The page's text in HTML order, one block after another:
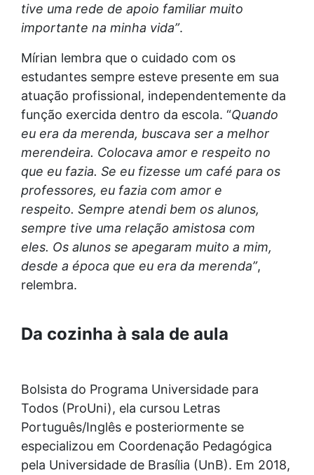
tive uma rede de apoio familiar muito
importante na minha vida”.
Mírian lembra que o cuidado com os
estudantes sempre esteve presente em sua
atuação profissional, independentemente da
função exercida dentro da escola. “Quando
eu era da merenda, buscava ser a melhor
merendeira. Colocava amor e respeito no
que eu fazia. Se eu fizesse um café para os
professores, eu fazia com amor e
respeito. Sempre atendi bem os alunos,
sempre tive uma relação amistosa com
eles. Os alunos se apegaram muito a mim,
desde a época que eu era da merenda”,
relembra.
Da cozinha à sala de aula
Bolsista do Programa Universidade para
Todos (ProUni), ela cursou Letras
Português/Inglês e posteriormente se
especializou em Coordenação Pedagógica
pela Universidade de Brasília (UnB). Em 2018,